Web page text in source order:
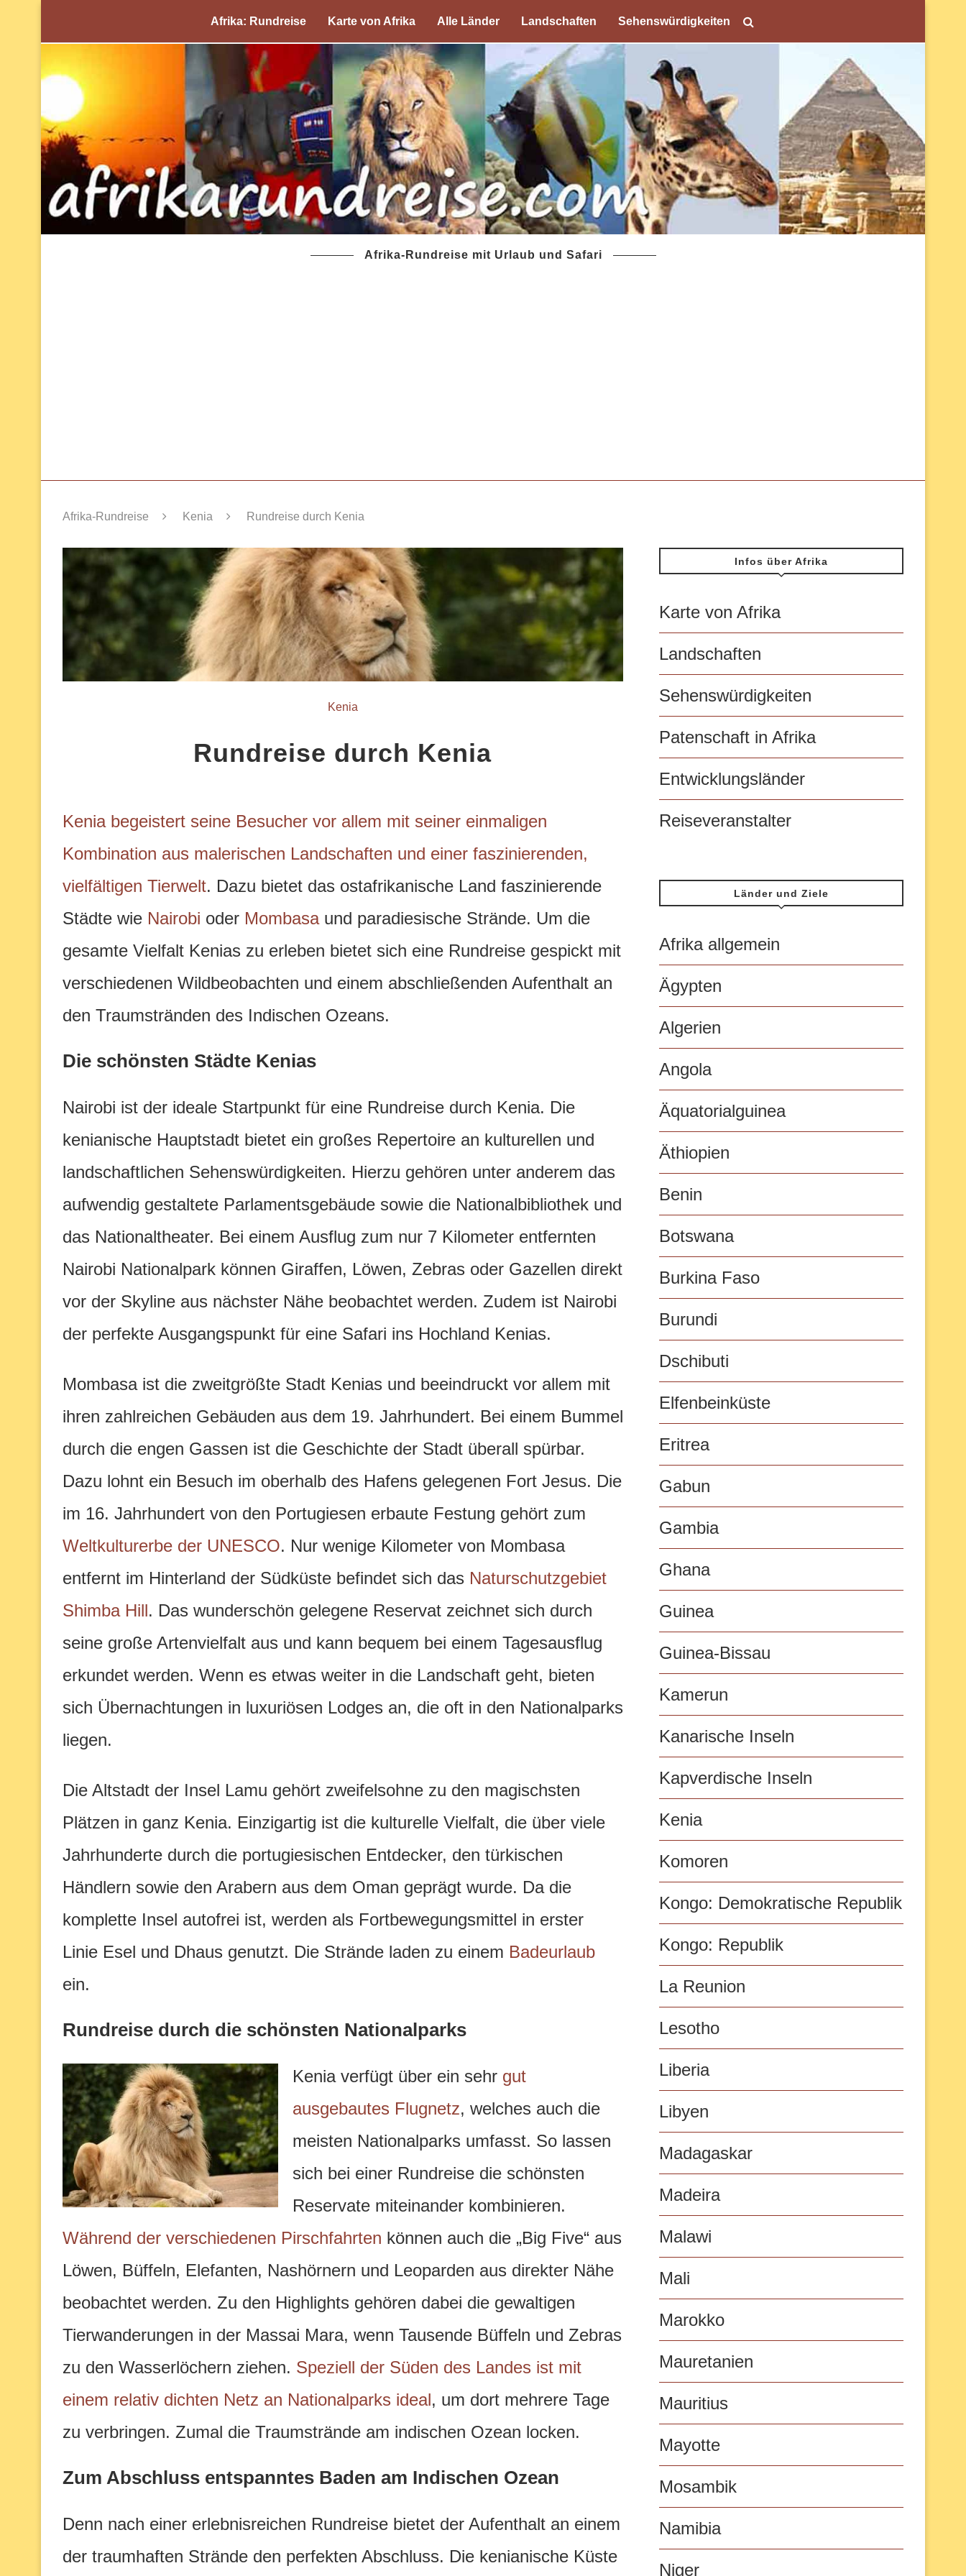
Afrika: Rundreise Karte von Afrika Alle Länder Landschaften Sehenswürdigkeiten
Afrika-Rundreise mit Urlaub und Safari
Afrika-Rundreise Kenia Rundreise durch Kenia
Kenia
Rundreise durch Kenia
Kenia begeistert seine Besucher vor allem mit seiner einmaligen
Kombination aus malerischen Landschaften und einer faszinierenden,
vielfältigen Tierwelt. Dazu bietet das ostafrikanische Land faszinierende
Städte wie Nairobi oder Mombasaund paradiesische Strände. Um die
gesamte Vielfalt Kenias zu erleben bietet sich eine Rundreise gespickt mit
verschiedenen Wildbeobachten und einem abschließenden Aufenthalt an
den Traumstränden des Indischen Ozeans.
Die schönsten Städte Kenias
Nairobi ist der ideale Startpunkt für eine Rundreise durch Kenia. Die
kenianische Hauptstadt bietet ein großes Repertoire an kulturellen und
landschaftlichen Sehenswürdigkeiten. Hierzu gehören unter anderem das
aufwendig gestaltete Parlamentsgebäude sowie die Nationalbibliothek und
das Nationaltheater. Bei einem Ausflug zum nur 7 Kilometer entfernten
Nairobi Nationalpark können Giraffen, Löwen, Zebras oder Gazellen direkt
vor der Skyline aus nächster Nähe beobachtet werden. Zudem ist Nairobi
der perfekte Ausgangspunkt für eine Safari ins Hochland Kenias.
Mombasa ist die zweitgrößte Stadt Kenias und beeindruckt vor allem mit
ihren zahlreichen Gebäuden aus dem 19. Jahrhundert. Bei einem Bummel
durch die engen Gassen ist die Geschichte der Stadt überall spürbar.
Dazu lohnt ein Besuch im oberhalb des Hafens gelegenen Fort Jesus. Die
im 16. Jahrhundert von den Portugiesen erbaute Festung gehört zum
Weltkulturerbe der UNESCO. Nur wenige Kilometer von Mombasa
entfernt im Hinterland der Südküste befindet sich das Naturschutzgebiet
Shimba Hill. Das wunderschön gelegene Reservat zeichnet sich durch
seine große Artenvielfalt aus und kann bequem bei einem Tagesausflug
erkundet werden. Wenn es etwas weiter in die Landschaft geht, bieten
sich Übernachtungen in luxuriösen Lodges an, die oft in den Nationalparks
liegen.
Die Altstadt der Insel Lamu gehört zweifelsohne zu den magischsten
Plätzen in ganz Kenia. Einzigartig ist die kulturelle Vielfalt, die über viele
Jahrhunderte durch die portugiesischen Entdecker, den türkischen
Händlern sowie den Arabern aus dem Oman geprägt wurde. Da die
komplette Insel autofrei ist, werden als Fortbewegungsmittel in erster
Linie Esel und Dhaus genutzt. Die Strände laden zu einem Badeurlaub
ein.
Rundreise durch die schönsten Nationalparks
Kenia verfügt über ein sehr gut
ausgebautes Flugnetz, welches auch die
meisten Nationalparks umfasst. So lassen
sich bei einer Rundreise die schönsten
Reservate miteinander kombinieren.
Während der verschiedenen Pirschfahrten können auch die „Big Five“ aus
Löwen, Büffeln, Elefanten, Nashörnern und Leoparden aus direkter Nähe
beobachtet werden. Zu den Highlights gehören dabei die gewaltigen
Tierwanderungen in der Massai Mara, wenn Tausende Büffeln und Zebras
zu den Wasserlöchern ziehen. Speziell der Süden des Landes ist mit
einem relativ dichten Netz an Nationalparks ideal, um dort mehrere Tage
zu verbringen. Zumal die Traumstrände am indischen Ozean locken.
Zum Abschluss entspanntes Baden am Indischen Ozean
Denn nach einer erlebnisreichen Rundreise bietet der Aufenthalt an einem
der traumhaften Strände den perfekten Abschluss. Die kenianische Küste
Infos über Afrika
Karte von Afrika
Landschaften
Sehenswürdigkeiten
Patenschaft in Afrika
Entwicklungsländer
Reiseveranstalter
Länder und Ziele
Afrika allgemein
Ägypten
Algerien
Angola
Äquatorialguinea
Äthiopien
Benin
Botswana
Burkina Faso
Burundi
Dschibuti
Elfenbeinküste
Eritrea
Gabun
Gambia
Ghana
Guinea
Guinea-Bissau
Kamerun
Kanarische Inseln
Kapverdische Inseln
Kenia
Komoren
Kongo: Demokratische Republik
Kongo: Republik
La Reunion
Lesotho
Liberia
Libyen
Madagaskar
Madeira
Malawi
Mali
Marokko
Mauretanien
Mauritius
Mayotte
Mosambik
Namibia
Niger